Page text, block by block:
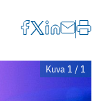
Kuva 1 / 1